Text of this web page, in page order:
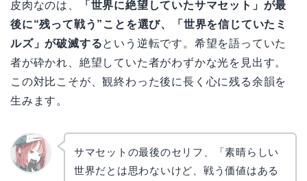
皮肉なのは、
「世界に絶望していたサマセット」が最
後に“残って戦う”ことを選び、「世界を信じていたミ
ルズ」が破滅するという逆転です。希望を語っていた
者が砕かれ、絶望していた者がわずかな光を見出す。
この対比こそが、観終わった後に長く心に残る余韻を
生みます。
サマセットの最後のセリフ、「素晴らしい
世界だとは思わないけど、戦う価値はある